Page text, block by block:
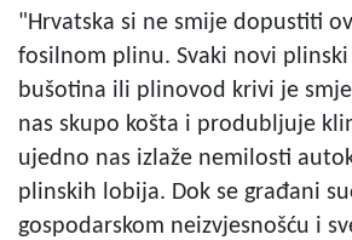
"Hrvatska si ne smije dopustiti
fosilnom plinu. Svaki novi
bušotina ili plinovod krivi je
nas skupo košta i produbljuje
ujedno nas izlaže nemilosti
plinskih lobija. Dok se građani
gospodarskom neizvjesnošću i